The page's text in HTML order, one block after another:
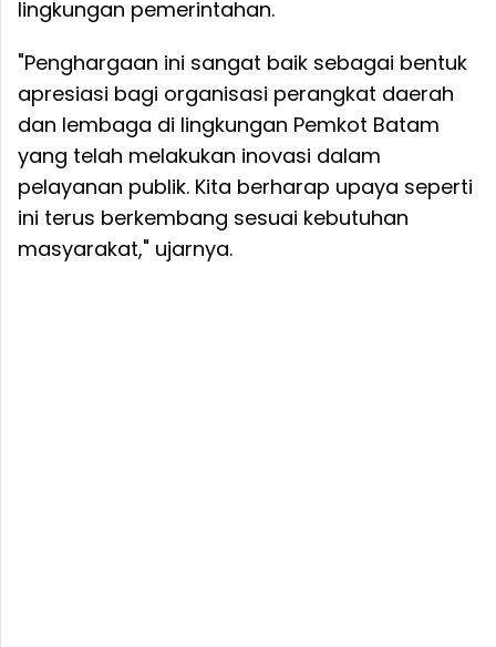
lingkungan pemerintahan.
"Penghargaan ini sangat baik sebagai bentuk
apresiasi bagi organisasi perangkat daerah
dan lembaga di lingkungan Pemkot Batam
yang telah melakukan inovasi dalam
pelayanan publik. Kita berharap upaya seperti
ini terus berkembang sesuai kebutuhan
masyarakat," ujarnya.